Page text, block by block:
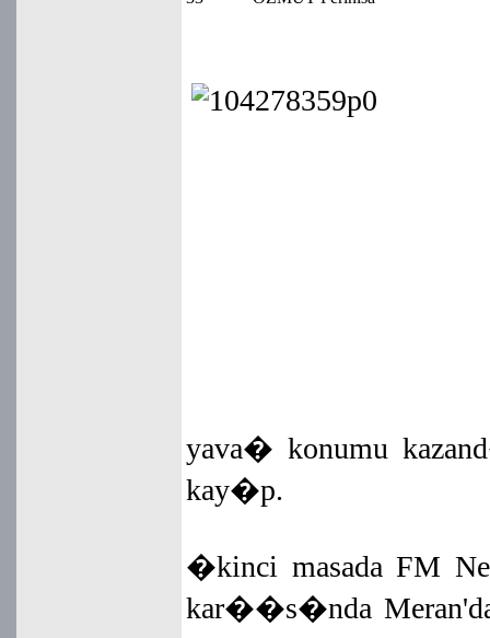
yava� konumu
kay�p.
�kinci masada FM
kar��s�nda Meran'da